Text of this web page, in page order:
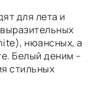
для лета и
нюансных, а
Белый деним –
стильных